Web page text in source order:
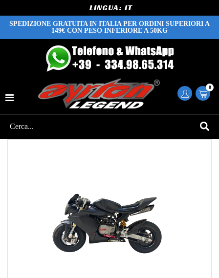
LINGUA:
SPEDIZIONE GRATUITA IN ITALIA PER ORDINI SUPERIORI A
149€ CON PESO INFERIORE A 50KG
0